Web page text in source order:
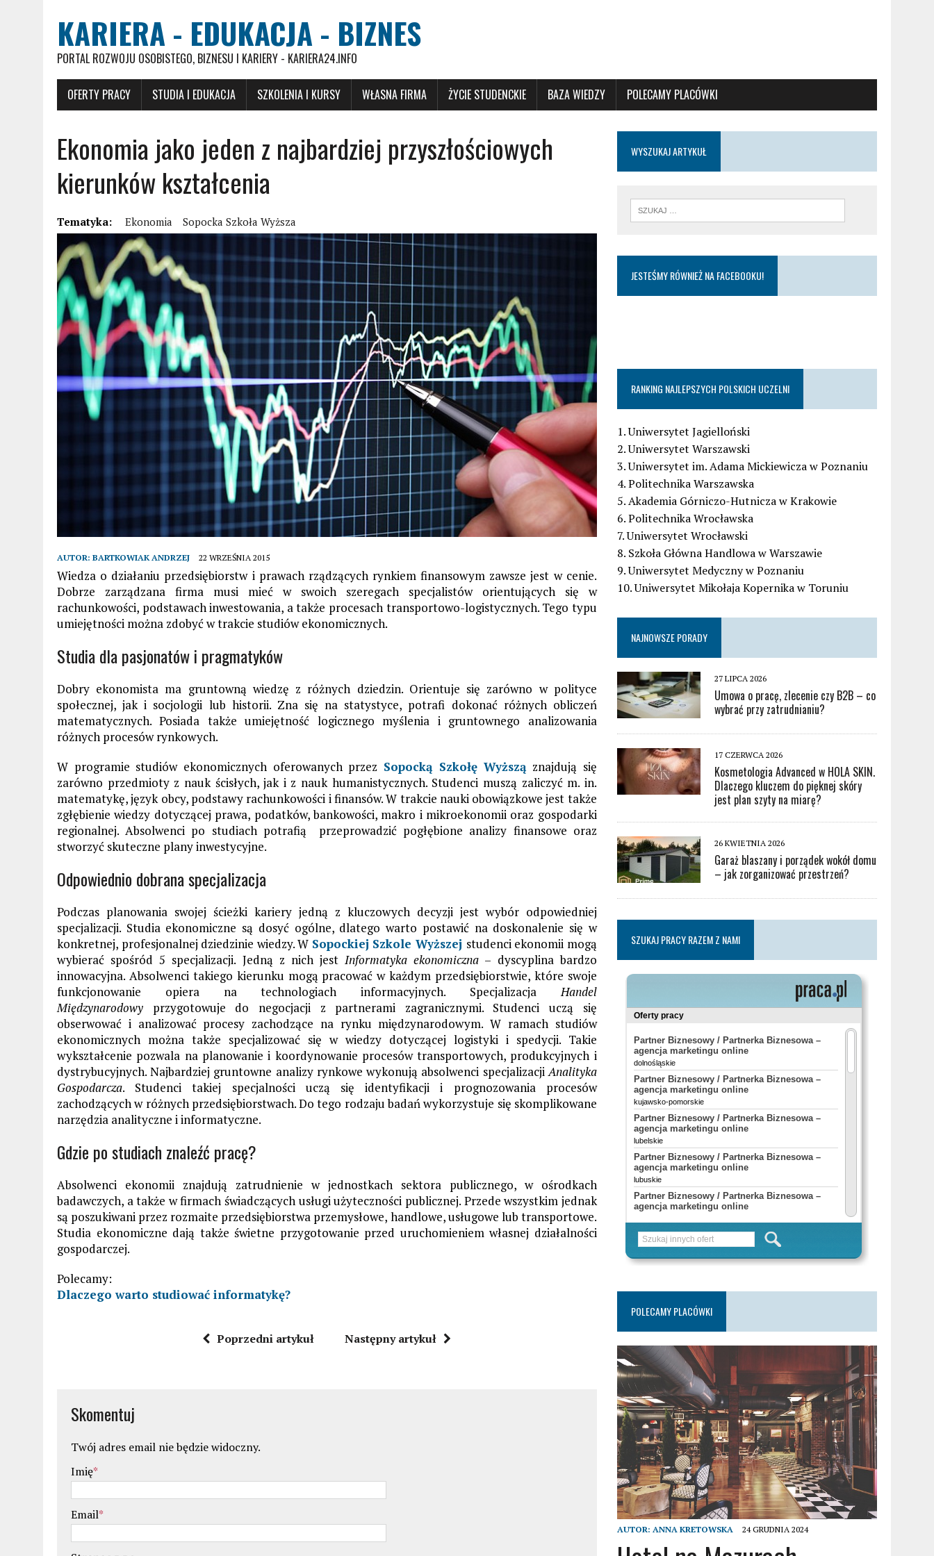
KARIERA - EDUKACJA - BIZNES
PORTAL ROZWOJU OSOBISTEGO, BIZNESU I KARIERY - KARIERA24.INFO
OFERTY PRACY STUDIA I EDUKACJA SZKOLENIA I KURSY WŁASNA FIRMA ŻYCIE STUDENCKIE BAZA WIEDZY POLECAMY PLACÓWKI
Ekonomia jako jeden z najbardziej przyszłościowych
kierunków kształcenia
Tematyka: Ekonomia Sopocka Szkoła Wyższa
AUTOR: BARTKOWIAK ANDRZEJ 22 WRZEŚNIA 2015
Wiedza o działaniu przedsiębiorstw i prawach rządzących rynkiem finansowym zawsze jest w cenie.
Dobrze zarządzana firma musi mieć w swoich szeregach specjalistów orientujących się w
rachunkowości, podstawach inwestowania, a także procesach transportowo-logistycznych. Tego typu
umiejętności można zdobyć w trakcie studiów ekonomicznych.
Studia dla pasjonatów i pragmatyków
Dobry ekonomista ma gruntowną wiedzę z różnych dziedzin. Orientuje się zarówno w polityce
społecznej, jak i socjologii lub historii. Zna się na statystyce, potrafi dokonać różnych obliczeń
matematycznych. Posiada także umiejętność logicznego myślenia i gruntownego analizowania
różnych procesów rynkowych.
W programie studiów ekonomicznych oferowanych przez Sopocką Szkołę Wyższąznajdują się
zarówno przedmioty z nauk ścisłych, jak i z nauk humanistycznych. Studenci muszą zaliczyć m. in.
matematykę, język obcy, podstawy rachunkowości i finansów. W trakcie nauki obowiązkowe jest także
zgłębienie wiedzy dotyczącej prawa, podatków, bankowości, makro i mikroekonomii oraz gospodarki
regionalnej. Absolwenci po studiach potrafią przeprowadzić pogłębione analizy finansowe oraz
stworzyć skuteczne plany inwestycyjne.
Odpowiednio dobrana specjalizacja
Podczas planowania swojej ścieżki kariery jedną z kluczowych decyzji jest wybór odpowiedniej
specjalizacji. Studia ekonomiczne są dosyć ogólne, dlatego warto postawić na doskonalenie się w
konkretnej, profesjonalnej dziedzinie wiedzy. W Sopockiej Szkole Wyższej studenci ekonomii mogą
wybierać spośród 5 specjalizacji. Jedną z nich jestInformatyka ekonomiczna – dyscyplina bardzo
innowacyjna. Absolwenci takiego kierunku mogą pracować w każdym przedsiębiorstwie, które swoje
funkcjonowanie opiera na technologiach informacyjnych. SpecjalizacjaHandel
Międzynarodowy przygotowuje do negocjacji z partnerami zagranicznymi. Studenci uczą się
obserwować i analizować procesy zachodzące na rynku międzynarodowym. W ramach studiów
ekonomicznych można także specjalizować się w wiedzy dotyczącej logistyki i spedycji. Takie
wykształcenie pozwala na planowanie i koordynowanie procesów transportowych, produkcyjnych i
dystrybucyjnych. Najbardziej gruntowne analizy rynkowe wykonują absolwenci specjalizacjiAnalityka
Gospodarcza. Studenci takiej specjalności uczą się identyfikacji i prognozowania procesów
zachodzących w różnych przedsiębiorstwach. Do tego rodzaju badań wykorzystuje się skomplikowane
narzędzia analityczne i informatyczne.
Gdzie po studiach znaleźć pracę?
Absolwenci ekonomii znajdują zatrudnienie w jednostkach sektora publicznego, w ośrodkach
badawczych, a także w firmach świadczących usługi użyteczności publicznej. Przede wszystkim jednak
są poszukiwani przez rozmaite przedsiębiorstwa przemysłowe, handlowe, usługowe lub transportowe.
Studia ekonomiczne dają także świetne przygotowanie przed uruchomieniem własnej działalności
gospodarczej.
Polecamy:
Dlaczego warto studiować informatykę?
Poprzedni artykuł Następny artykuł
Skomentuj
Twój adres email nie będzie widoczny.
Imię*
Email*
WYSZUKAJ ARTYKUŁ
JESTEŚMY RÓWNIEŻ NA FACEBOOKU!
RANKING NAJLEPSZYCH POLSKICH UCZELNI
1. Uniwersytet Jagielloński
2. Uniwersytet Warszawski
3. Uniwersytet im. Adama Mickiewicza w Poznaniu
4. Politechnika Warszawska
5. Akademia Górniczo-Hutnicza w Krakowie
6. Politechnika Wrocławska
7. Uniwersytet Wrocławski
8. Szkoła Główna Handlowa w Warszawie
9. Uniwersytet Medyczny w Poznaniu
10. Uniwersytet Mikołaja Kopernika w Toruniu
NAJNOWSZE PORADY
27 LIPCA 2026
Umowa o pracę, zlecenie czy B2B – co
wybrać przy zatrudnianiu?
17 CZERWCA 2026
Kosmetologia Advanced w HOLA SKIN.
Dlaczego kluczem do pięknej skóry
jest plan szyty na miarę?
26 KWIETNIA 2026
Garaż blaszany i porządek wokół domu
– jak zorganizować przestrzeń?
SZUKAJ PRACY RAZEM Z NAMI
POLECAMY PLACÓWKI
AUTOR: ANNA KRETOWSKA 24 GRUDNIA 2024